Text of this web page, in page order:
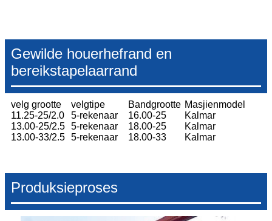
Gewilde houerhefrand en
bereikstapelaarrand
velg grootte velgtipe Bandgrootte Masjienmodel
11.25-25/2.0
5-rekenaar 16.00-25
Kalmar
13.00-25/2.5 5-rekenaar 18.00-25
Kalmar
13.00-33/2.5 5-rekenaar 18.00-33 Kalmar
Produksieproses